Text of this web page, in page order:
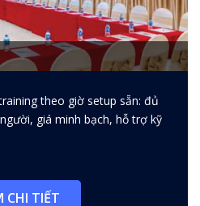
theo giờ setup
cho team của
theo giờ setup sẵn: đủ
giá minh bạch, hỗ trợ kỹ
CHI TIẾT